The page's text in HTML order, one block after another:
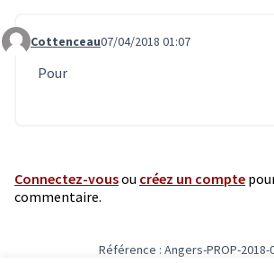
Commentaire 479
Cottenceau07/04/2018 01:07
Pour
Connectez-vousou créez un compte
commentaire.
Référence : Angers-PROP-2018-